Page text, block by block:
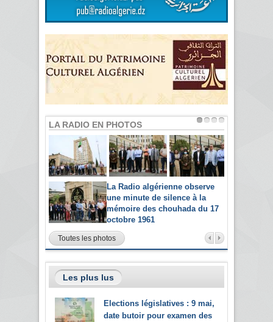
LA RADIO EN PHOTOS
La Radio algérienne observe
une minute de silence à la
mémoire des chouhada du 17
octobre 1961
Toutes les photos
Les plus lus
Elections législatives : 9 mai,
date butoir pour examen des